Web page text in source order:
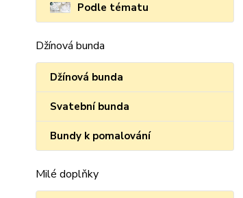
Podle tématu
Džínová bunda
Džínová bunda
Svatební bunda
Bundy k pomalování
Milé doplňky